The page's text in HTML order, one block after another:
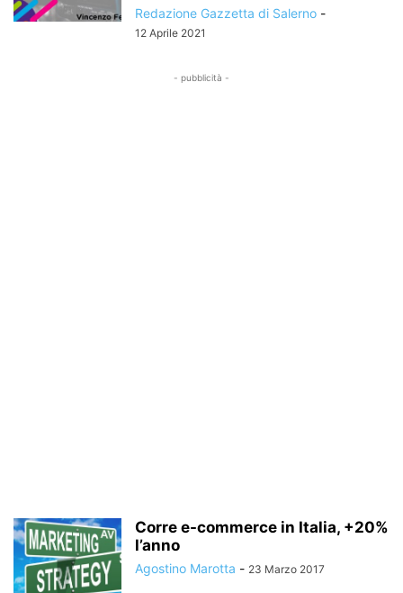
Redazione Gazzetta di Salerno -
12 Aprile 2021
- pubblicità -
Corre e-commerce in Italia, +20%
l’anno
Agostino Marotta - 23 Marzo 2017